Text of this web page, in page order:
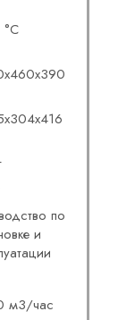
по
и
м3/час